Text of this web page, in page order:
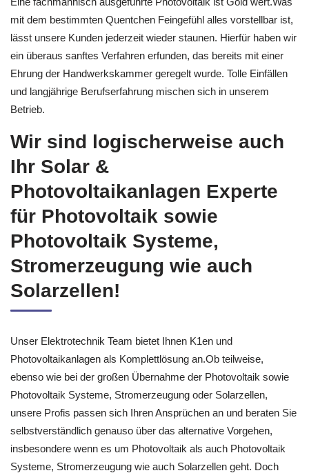
mit dem bestimmten Quentchen Feingefühl alles vorstellbar ist,
lässt unsere Kunden jederzeit wieder staunen. Hierfür haben wir
ein überaus sanftes Verfahren erfunden, das bereits mit einer
Ehrung der Handwerkskammer geregelt wurde. Tolle Einfällen
und langjährige Berufserfahrung mischen sich in unserem
Betrieb.
Wir sind logischerweise auch
Ihr Solar &
Photovoltaikanlagen Experte
für Photovoltaik sowie
Photovoltaik Systeme,
Stromerzeugung wie auch
Solarzellen!
Unser Elektrotechnik Team bietet Ihnen K1en und
Photovoltaikanlagen als Komplettlösung an.Ob teilweise,
ebenso wie bei der großen Übernahme der Photovoltaik sowie
Photovoltaik Systeme, Stromerzeugung oder Solarzellen,
unsere Profis passen sich Ihren Ansprüchen an und beraten Sie
selbstverständlich genauso über das alternative Vorgehen,
insbesondere wenn es um Photovoltaik als auch Photovoltaik
Systeme, Stromerzeugung wie auch Solarzellen geht. Doch